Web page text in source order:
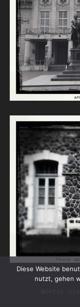
Diese Website
nutzt, gehen